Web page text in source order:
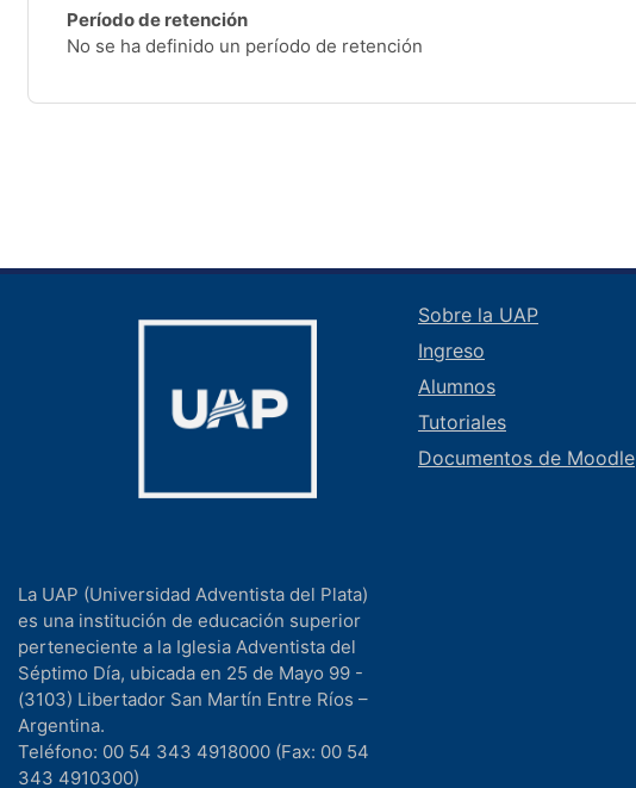
Período de retención
No se ha definido un período de retención
La UAP (Universidad Adventista del Plata)
es una institución de educación superior
perteneciente a la Iglesia Adventista del
Séptimo Día, ubicada en 25 de Mayo 99 -
(3103) Libertador San Martín Entre Ríos –
Argentina.
Teléfono: 00 54 343 4918000 (Fax: 00 54
343 4910300)
Sobre la UAP
Ingreso
Alumnos
Tutoriales
Documentos de Moodle